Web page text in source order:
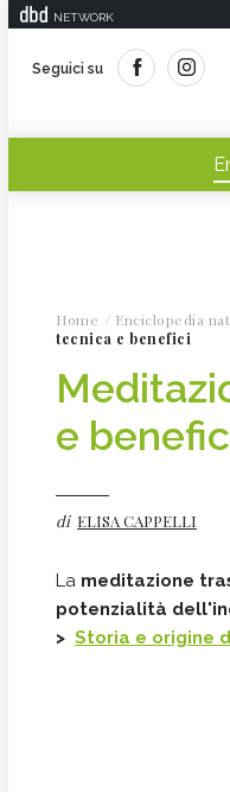
NETWORK
Seguici su
Home Enciclopedia
tecnica e benefici
e
di ELISA CAPPELLI
La meditazione
potenzialità
> Storia e origine